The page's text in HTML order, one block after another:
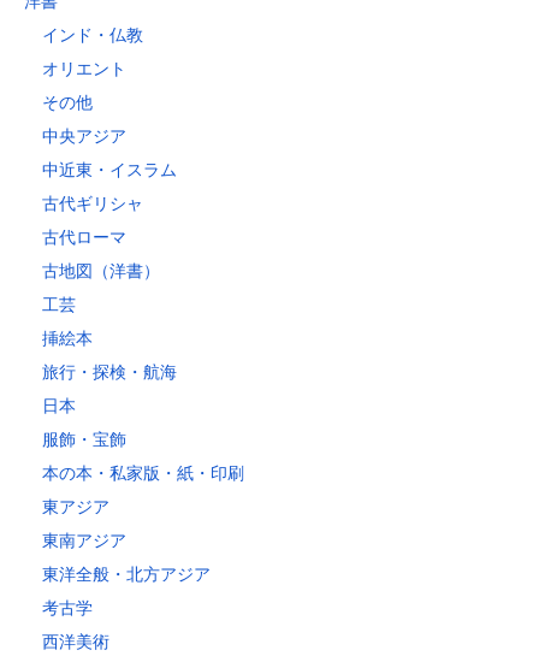
インド・仏教
オリエント
その他
中央アジア
中近東・イスラム
古代ギリシャ
古代ローマ
古地図（洋書）
工芸
挿絵本
旅行・探検・航海
日本
服飾・宝飾
本の本・私家版・紙・印刷
東アジア
東南アジア
東洋全般・北方アジア
考古学
西洋美術